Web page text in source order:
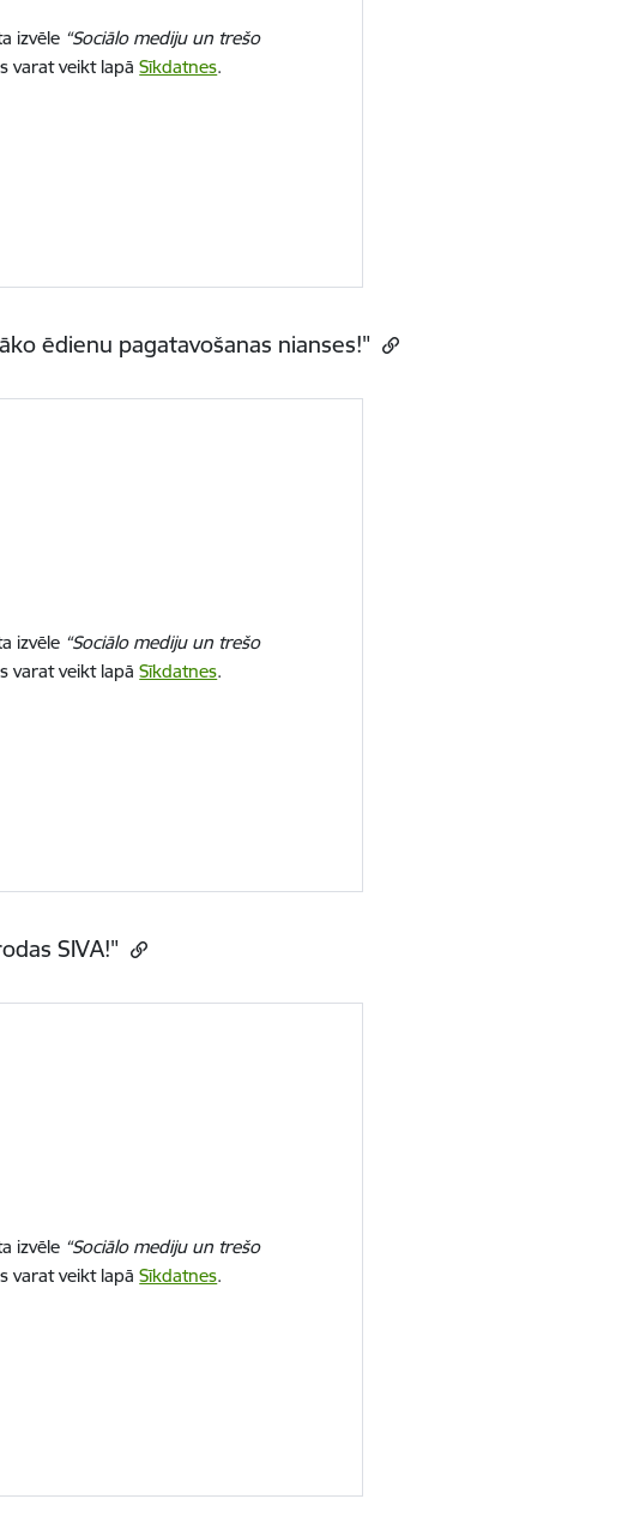
izvēle “Sociālo mediju un trešo
varat veikt lapāSīkdatnes.
ēdienu pagatavošanas nianses!"
izvēle “Sociālo mediju un trešo
varat veikt lapāSīkdatnes.
SIVA!"
izvēle “Sociālo mediju un trešo
varat veikt lapāSīkdatnes.